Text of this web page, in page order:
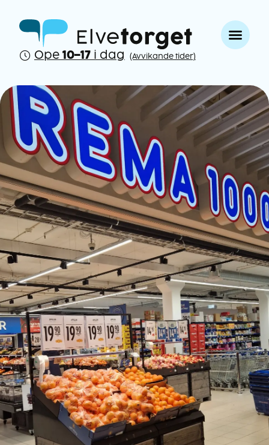
Ope 10–17 i dag (Avvikande tider)